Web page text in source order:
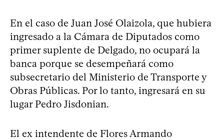
En el caso de Juan José Olaizola, que hubiera
ingresado a la Cámara de Diputados como
primer suplente de Delgado, no ocupará la
banca porque se desempeñará como
subsecretario del Ministerio de Transporte y
Obras Públicas. Por lo tanto, ingresará en su
lugar Pedro Jisdonian.
El ex intendente de Flores Armando